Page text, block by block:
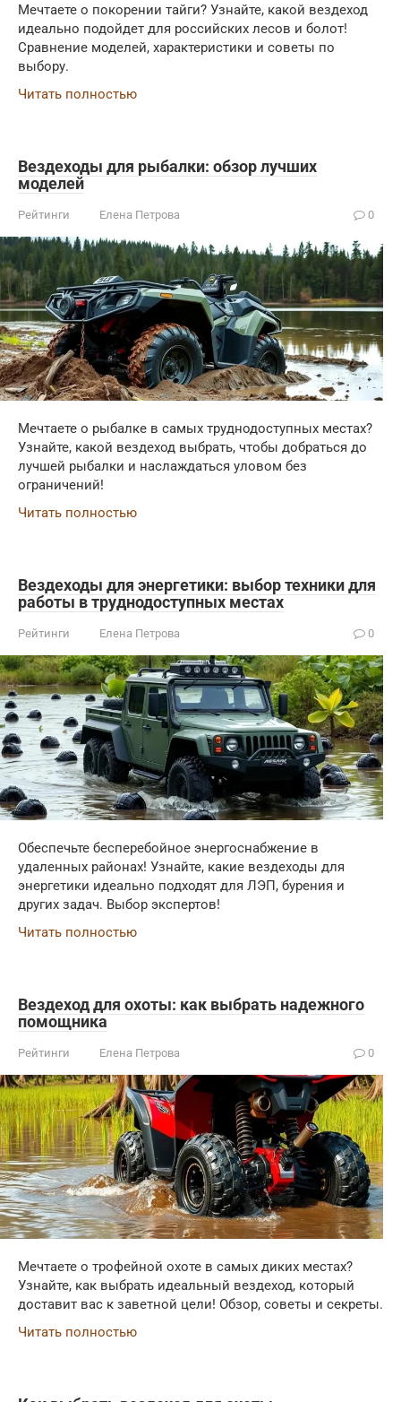
Мечтаете о покорении тайги? Узнайте, какой вездеход
идеально подойдет для российских лесов и болот!
Сравнение моделей, характеристики и советы по
выбору.
Читать полностью
Вездеходы для рыбалки: обзор лучших
моделей
Рейтинги Елена Петрова 0
Мечтаете о рыбалке в самых труднодоступных местах?
Узнайте, какой вездеход выбрать, чтобы добраться до
лучшей рыбалки и наслаждаться уловом без
ограничений!
Читать полностью
Вездеходы для энергетики: выбор техники для
работы в труднодоступных местах
Рейтинги Елена Петрова 0
Обеспечьте бесперебойное энергоснабжение в
удаленных районах! Узнайте, какие вездеходы для
энергетики идеально подходят для ЛЭП, бурения и
других задач. Выбор экспертов!
Читать полностью
Вездеход для охоты: как выбрать надежного
помощника
Рейтинги Елена Петрова 0
Мечтаете о трофейной охоте в самых диких местах?
Узнайте, как выбрать идеальный вездеход, который
доставит вас к заветной цели! Обзор, советы и секреты.
Читать полностью